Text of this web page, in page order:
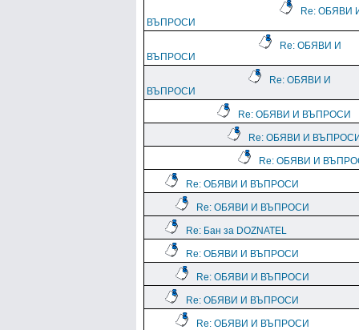
Re: ОБЯВИ
ВЪПРОСИ
Re: ОБЯВИ И
ВЪПРОСИ
Re: ОБЯВИ И
ВЪПРОСИ
Re: ОБЯВИ И ВЪПРОСИ
Re: ОБЯВИ И
Re: ОБЯВИ И
Re: ОБЯВИ И ВЪПРОСИ
Re: ОБЯВИ И ВЪПРОСИ
Re: Бан за DOZNATEL
Re: ОБЯВИ И ВЪПРОСИ
Re: ОБЯВИ И ВЪПРОСИ
Re: ОБЯВИ И ВЪПРОСИ
Re: ОБЯВИ И ВЪПРОСИ